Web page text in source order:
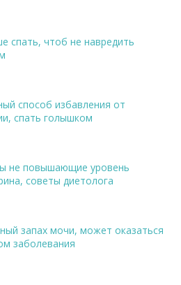
спать, чтоб не навредить
способ избавления от
спать голышком
не повышающие уровень
советы диетолога
запах мочи, может оказаться
заболевания